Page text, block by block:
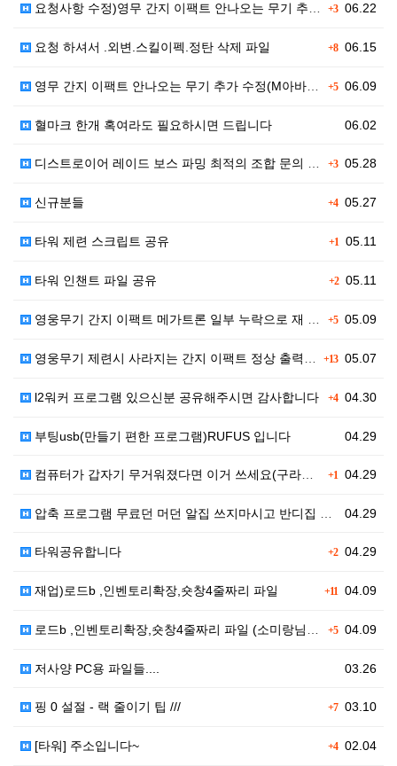
+306.22
요청사항 수정)영무 간지 이팩트 안나오는 무기 추가 수…
+806.15
요청 하셔서 .외변.스킬이펙.정탄 삭제 파일
+506.09
영무 간지 이팩트 안나오는 무기 추가 수정(M아바타)
06.02
혈마크 한개 혹여라도 필요하시면 드립니다
+305.28
디스트로이어 레이드 보스 파밍 최적의 조합 문의 (오버…
+405.27
신규분들
+1 05.11
타워 제련 스크립트 공유
+205.11
타워 인챈트 파일 공유
+505.09
영웅무기 간지 이팩트 메가트론 일부 누락으로 재 업로드…
+1305.07
영웅무기 제련시 사라지는 간지 이팩트 정상 출력 파일 …
+404.30
l2워커 프로그램 있으신분 공유해주시면 감사합니다
04.29
부팅usb(만들기 편한 프로그램)RUFUS 입니다
+1 04.29
컴퓨터가 갑자기 무거워졌다면 이거 쓰세요(구라제거기)
04.29
압축 프로그램 무료던 머던 알집 쓰지마시고 반디집 쓰세…
+204.29
타워공유합니다
+11 04.09
재업)로드b ,인벤토리확장,숏창4줄짜리 파일
+504.09
로드b ,인벤토리확장,숏창4줄짜리 파일 (소미랑님 올려…
03.26
저사양 PC용 파일들....
+703.10
핑 0 설절 - 랙 줄이기 팁 ///
+402.04
[타워] 주소입니다~